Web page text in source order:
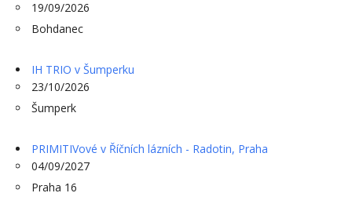
19/09/2026
Bohdanec
IH TRIO v Šumperku
23/10/2026
Šumperk
PRIMITIVové v Říčních lázních - Radotin, Praha
04/09/2027
Praha 16